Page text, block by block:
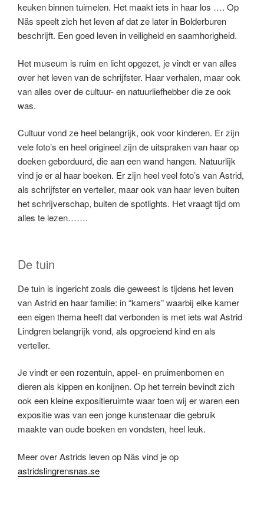
keuken binnen tuimelen. Het maakt iets in haar los …. Op
Näs speelt zich het leven af dat ze later in Bolderburen
beschrijft. Een goed leven in veiligheid en saamhorigheid.
Het museum is ruim en licht opgezet, je vindt er van alles
over het leven van de schrijfster. Haar verhalen, maar ook
van alles over de cultuur- en natuurliefhebber die ze ook
was.
Cultuur vond ze heel belangrijk, ook voor kinderen. Er zijn
vele foto’s en heel origineel zijn de uitspraken van haar op
doeken geborduurd, die aan een wand hangen. Natuurlijk
vind je er al haar boeken. Er zijn heel veel foto’s van Astrid,
als schrijfster en verteller, maar ook van haar leven buiten
het schrijverschap, buiten de spotlights. Het vraagt tijd om
alles te lezen…….
De tuin
De tuin is ingericht zoals die geweest is tijdens het leven
van Astrid en haar familie: in “kamers” waarbij elke kamer
een eigen thema heeft dat verbonden is met iets wat Astrid
Lindgren belangrijk vond, als opgroeiend kind en als
verteller.
Je vindt er een rozentuin, appel- en pruimenbomen en
dieren als kippen en konijnen. Op het terrein bevindt zich
ook een kleine expositieruimte waar toen wij er waren een
expositie was van een jonge kunstenaar die gebruik
maakte van oude boeken en vondsten, heel leuk.
Meer over Astrids leven op Näs vind je op
astridslingrensnas.se